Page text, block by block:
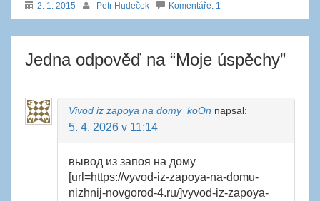
2. 1. 2015 Petr Hudeček Komentáře: 1
Jedna odpověď na “Moje úspěchy”
Vivod iz zapoya na domy_koOn napsal:
5. 4. 2026 v 11:14
вывод из запоя на дому
[url=https://vyvod-iz-zapoya-na-domu-
nizhnij-novgorod-4.ru/]vyvod-iz-zapoya-